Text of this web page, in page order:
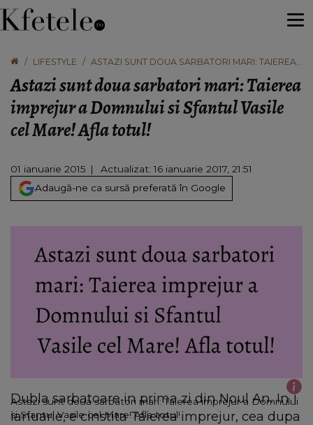
LIFESTYLE
ASTAZI SUNT DOUA SARBATORI MARI: TAIEREA
MARE! AFLA TOTUL!
Astazi sunt doua sarbatori mari: Taierea
imprejur a Domnului si Sfantul Vasile
cel Mare! Afla totul!
01 ianuarie 2015
Actualizat: 16 ianuarie 2017, 21:51
Adaugă-ne ca sursă preferată în Google
Astazi sunt doua sarbatori mari: Taierea imprejur a Domnului
si Sfantul Vasile cel Mare! Afla totul!
Dubla sarbatoare in prima zi din Noul An. In 1
ianuarie, e cinstita Taierea imprejur, cea dupa